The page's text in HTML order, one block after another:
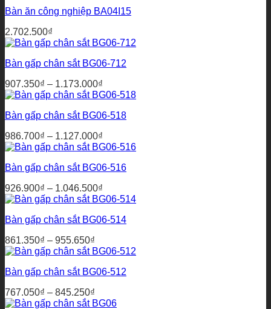
Bàn ăn công nghiệp BA04I15
2.702.500₫
Bàn gấp chân sắt BG06-712
907.350₫ – 1.173.000₫
giá:
907.350₫
Bàn gấp chân sắt BG06-518
986.700₫ – 1.127.000₫
giá:
986.700₫
Bàn gấp chân sắt BG06-516
926.900₫ – 1.046.500₫
giá:
926.900₫
Bàn gấp chân sắt BG06-514
861.350₫ – 955.650₫
giá:
861.350₫
Bàn gấp chân sắt BG06-512
767.050₫ – 845.250₫
giá: